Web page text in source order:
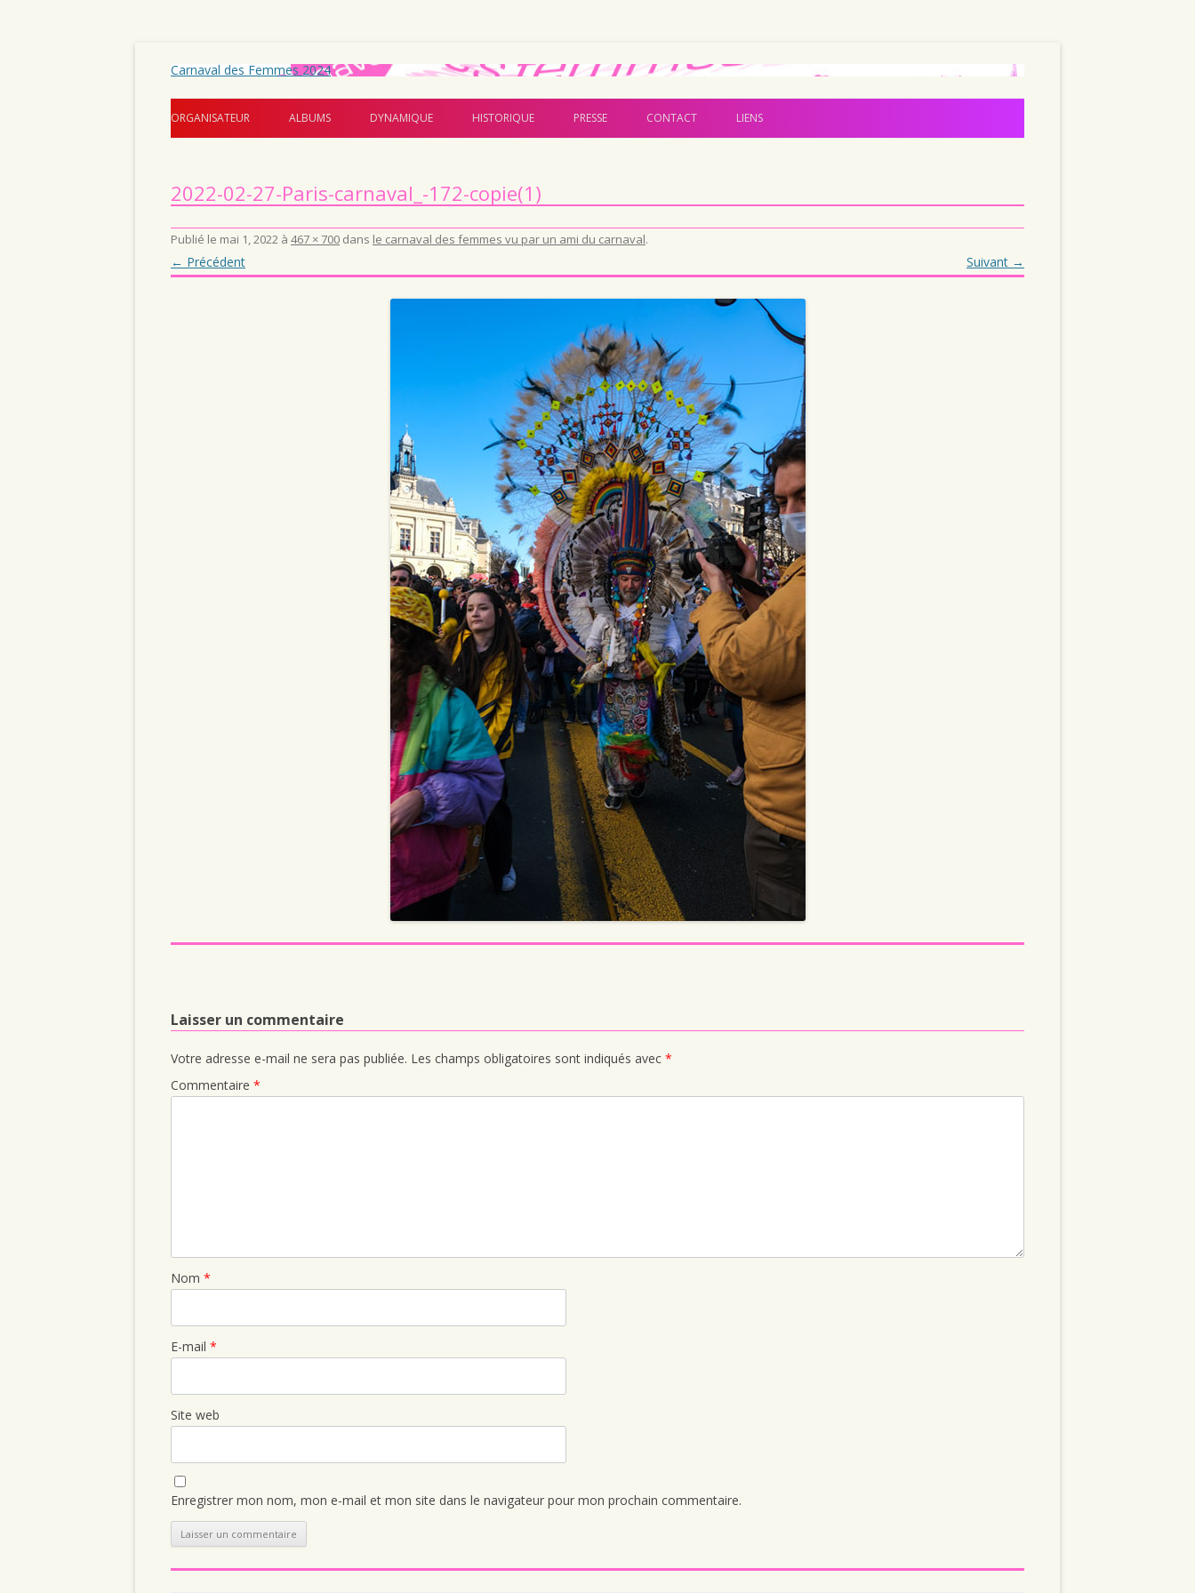
Carnaval des Femmes 2024
Aller au contenu principal
ORGANISATEUR ALBUMS DYNAMIQUE HISTORIQUE PRESSE CONTACT LIENS
2022-02-27-Paris-carnaval_-172-copie(1)
Publié le mai 1, 2022 à 467 × 700 dans le carnaval des femmes vu par un ami du carnaval.
← Précédent Suivant →
Laisser un commentaire
Votre adresse e-mail ne sera pas publiée. Les champs obligatoires sont indiqués avec *
Commentaire *
Nom *
E-mail *
Site web
Enregistrer mon nom, mon e-mail et mon site dans le navigateur pour mon prochain commentaire.